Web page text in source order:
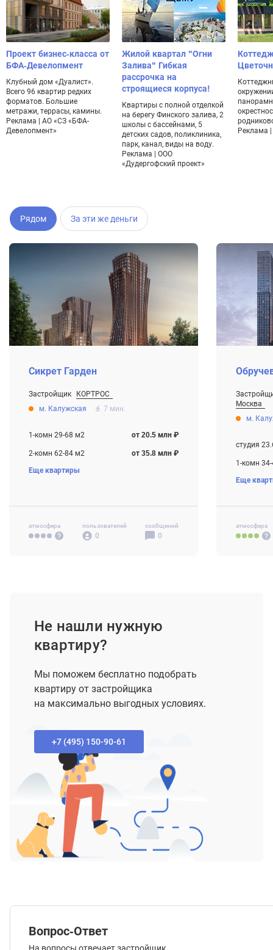
Вопрос-Ответ
На вопросы отвечает застройщик
Проект бизнес-класса от
БФА-Девелопмент
Клубный дом «Дуалист».
Всего 96 квартир редких
форматов. Большие
метражи, террасы, камины.
Реклама | АО «СЗ «БФА-
Девелопмент»
Жилой квартал "Огни
Залива" Гибкая
рассрочка на
строящиеся корпуса!
Квартиры с полной отделкой
на берегу Финского залива, 2
школы с бассейнами, 5
детских садов, поликлиника,
парк, канал, виды на воду.
Реклама | ООО
«Дудергофский проект»
Реклама
Рядом За эти же деньги
Сикрет Гарден
Застройщик
КОРТРОС
Котлован
м. Калужская 7 мин.
1-комн 29-68 м2 от 20.5 млн ₽
2-комн 62-84 м2 от 35.8 млн ₽
3-комн 81-122 м2
Еще квартиры
атмосфера пользователей
0
сообщений
0
Москва
Строится
м.
студия
1-комн
2-комн
Еще
атмосфера
Не нашли нужную
квартиру?
Мы поможем бесплатно подобрать
квартиру от застройщика
на максимально выгодных условиях.
+7 (495) 150-90-61‬